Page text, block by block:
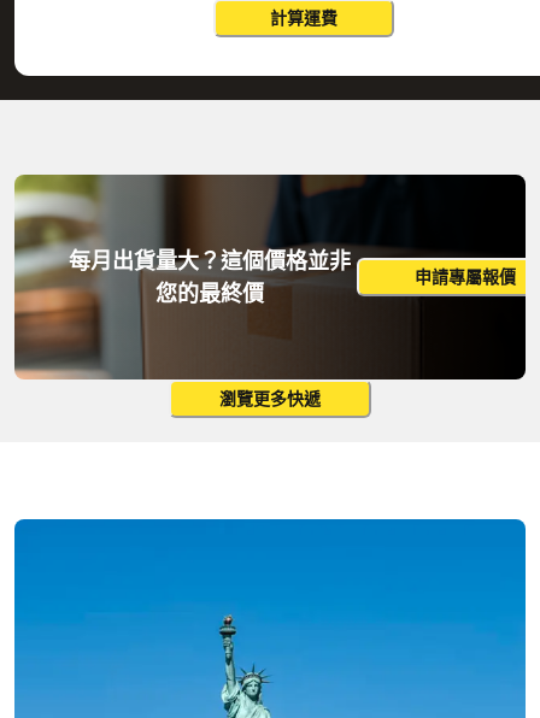
計算運費
港
尼斯
實際重量 計費重量
每月出貨量大？這個價格並非
您的最終價
申請專屬報價
瀏覽更多快遞